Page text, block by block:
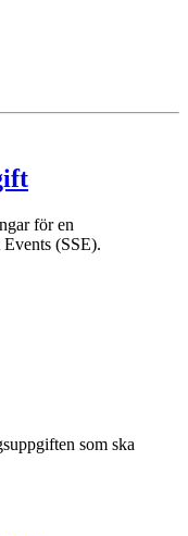
för en
(SSE).
som ska